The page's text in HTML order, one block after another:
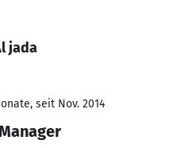
jada
seit Nov. 2014